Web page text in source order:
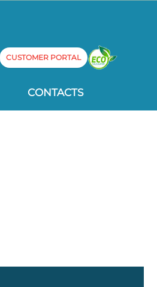
CUSTOMER PORTAL
CONTACTS